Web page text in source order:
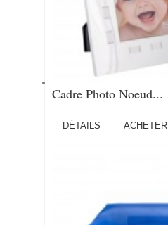
Cadre Photo Noeud...
DÉTAILS ACHETER